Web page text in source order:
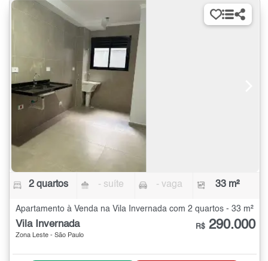
2 quartos - suíte - vaga 33 m²
Apartamento à Venda na Vila Invernada com 2 quartos - 33 m²
Vila Invernada
Zona Leste - São Paulo
R$ 290.000